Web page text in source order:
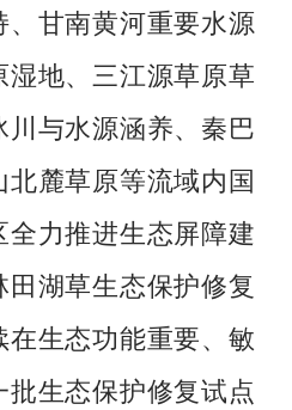
、甘南黄河重要水源
地、三江源草原草
与水源涵养、秦巴
麓草原等流域内国
力推进生态屏障建
湖草生态保护修复
生态功能重要、敏
生态保护修复试点